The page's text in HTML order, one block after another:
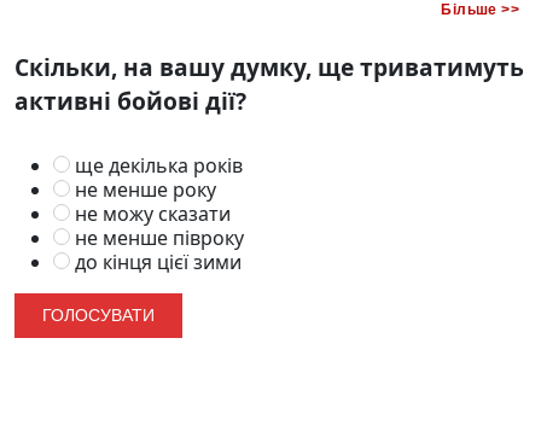
Більше >>
Скільки, на вашу думку, ще триватимуть
активні бойові дії?
ще декілька років
не менше року
не можу сказати
не менше півроку
до кінця цієї зими